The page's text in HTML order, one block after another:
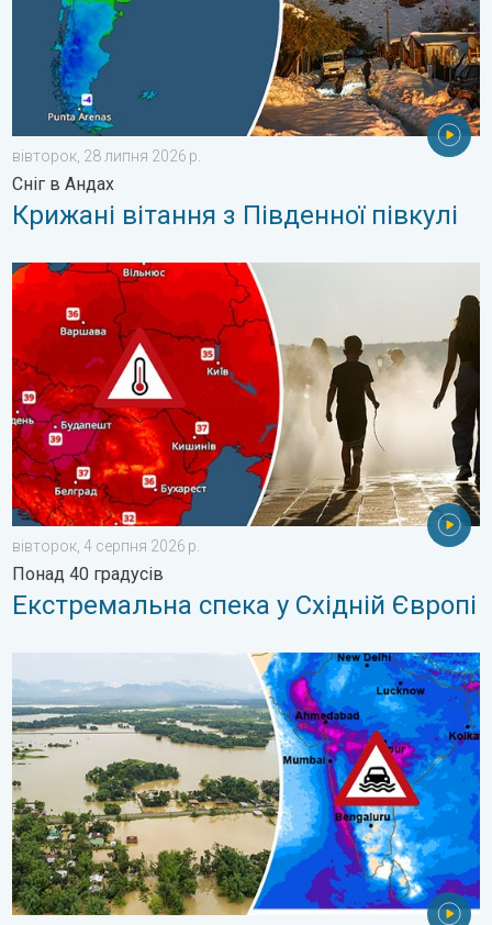
вівторок, 28 липня 2026 р.
Сніг в Андах
Крижані вітання з Південної півкулі
Екстремальна спека у Східній Європі. Понад 40 градусів. .
вівторок, 4 серпня 2026 р.
Понад 40 градусів
Екстремальна спека у Східній Європі
Повені та зсуви в деяких регіонах Азії. Незвичайний